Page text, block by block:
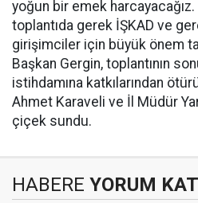
yoğun bir emek harcayacağız.
toplantıda gerek İŞKAD ve
girişimciler için büyük önem
Başkan Gergin, toplantının
istihdamına katkılarından
Ahmet Karaveli ve İl Müdür
çiçek sundu.
HABERE YORUM KAT